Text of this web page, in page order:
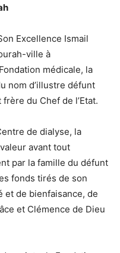
Excellence Ismail
ville à
médicale, la
nom d’illustre défunt
du Chef de l’Etat.
de dialyse, la
avant tout
par la famille du défunt
fonds tirés de son
et de bienfaisance, de
et Clémence de Dieu